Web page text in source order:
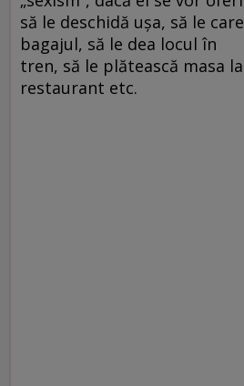
să le deschidă uşa, să le care
bagajul, să le dea locul în
tren, să le plătească masa la
restaurant etc.